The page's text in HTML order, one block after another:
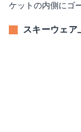
ケットの内側にゴ
スキーウェア